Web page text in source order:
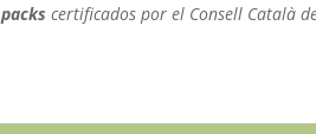
packscertificados por el Consell Català